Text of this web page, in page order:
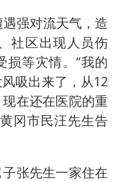
强对流天气，造
社区出现人员伤
损等灾情。“我的
吸出来了，从12
在还在医院的重
冈市民汪先生告
张先生一家住在